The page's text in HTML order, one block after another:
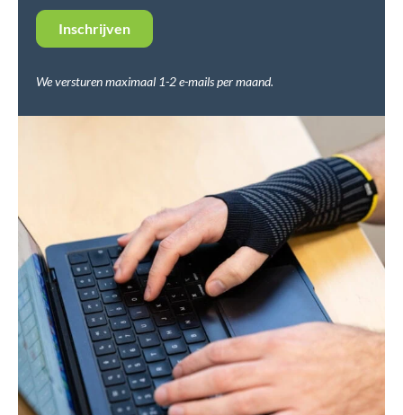
We versturen maximaal 1-2 e-mails per maand.